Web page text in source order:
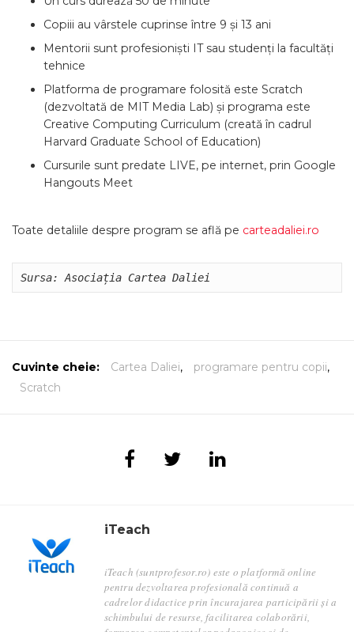
Copiii au vârstele cuprinse între 9 și 13 ani
Mentorii sunt profesioniști IT sau studenți la facultăți
tehnice
Platforma de programare folosită este Scratch
(dezvoltată de MIT Media Lab) și programa este
Creative Computing Curriculum (creată în cadrul
Harvard Graduate School of Education)
Cursurile sunt predate LIVE, pe internet, prin Google
Hangouts Meet
Toate detaliile despre program se află pe carteadaliei.ro
Sursa: Asociația Cartea Daliei
Cuvinte cheie: Cartea Daliei, programare pentru copii,
Scratch
iTeach
iTeach (suntprofesor.ro) este o platformă online
pentru dezvoltarea profesională continuă a
cadrelor didactice prin încurajarea participării și a
schimbului de resurse, facilitarea colaborării,